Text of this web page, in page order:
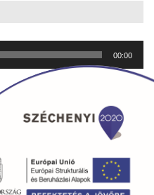
00:00
jog fenntartva. •